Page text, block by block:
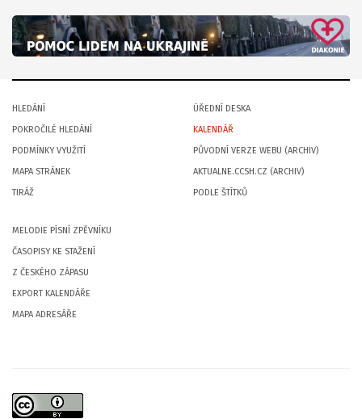
HLEDÁNÍ
POKROČILÉ HLEDÁNÍ
PODMÍNKY VYUŽITÍ
MAPA STRÁNEK
TIRÁŽ
ÚŘEDNÍ DESKA
KALENDÁŘ
PŮVODNÍ VERZE WEBU (ARCHIV)
AKTUALNE.CCSH.CZ (ARCHIV)
PODLE ŠTÍTKŮ
MELODIE PÍSNÍ ZPĚVNÍKU
ČASOPISY KE STAŽENÍ
Z ČESKÉHO ZÁPASU
EXPORT KALENDÁŘE
MAPA ADRESÁŘE